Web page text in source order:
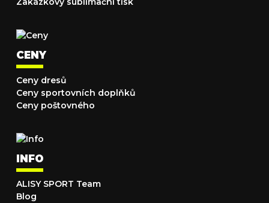
CENY
Ceny dresů
Ceny sportovních doplňků
Ceny poštovného
INFO
ALISY SPORT Team
Blog